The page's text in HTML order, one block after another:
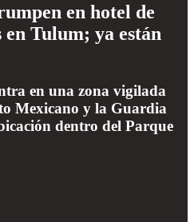
en hotel de
Tulum; ya están
en una zona vigilada
Mexicano y la Guardia
dentro del Parque